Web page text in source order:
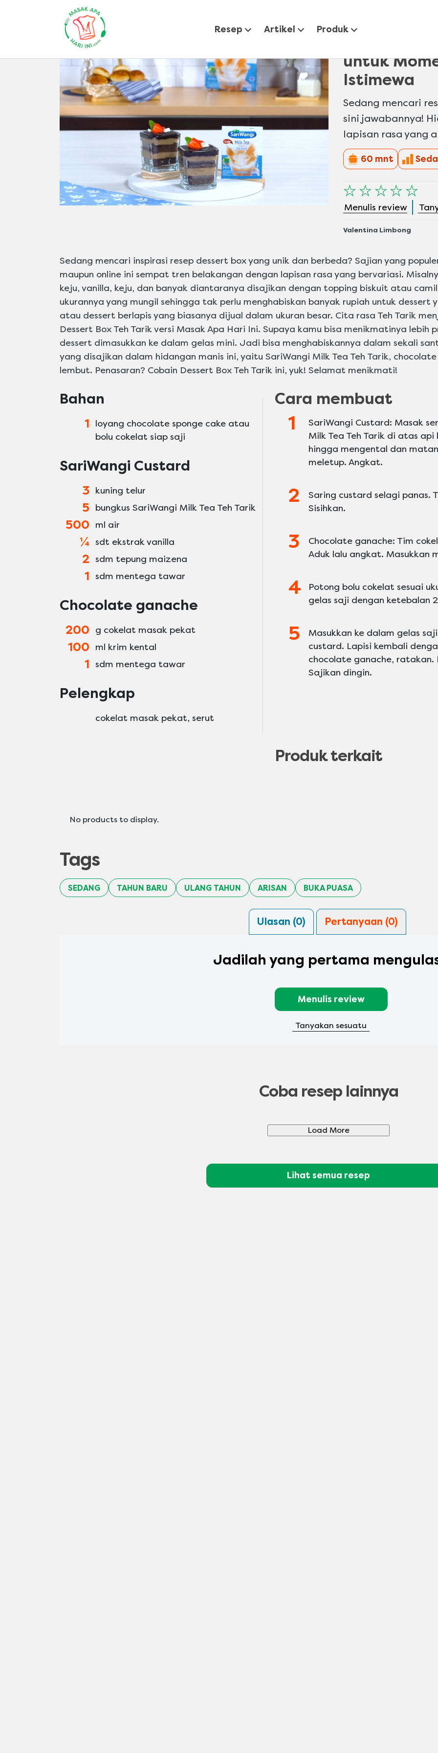
Resep Artikel Produk
Beranda
untuk
Istimewa
Sedang mencari
sini jawabannya!
lapisan rasa yang
60 mnt
Tidak
ada
peringkat
dikirimkan
ini
Menulis review
Valentina Limbong
Sedang mencari inspirasi resep dessert box yang unik dan berbeda? Sajian yang
maupun online ini sempat tren belakangan dengan lapisan rasa yang bervariasi.
keju, vanilla, keju, dan banyak diantaranya disajikan dengan topping biskuit atau
ukurannya yang mungil sehingga tak perlu menghabiskan banyak rupiah untuk dessert
atau dessert berlapis yang biasanya dijual dalam ukuran besar. Cita rasa Teh Tarik
Dessert Box Teh Tarik versi Masak Apa Hari Ini. Supaya kamu bisa menikmatinya lebih
dessert dimasukkan ke dalam gelas mini. Jadi bisa menghabiskannya dalam sekali
yang disajikan dalam hidangan manis ini, yaitu SariWangi Milk Tea Teh Tarik,
lembut. Penasaran? Cobain Dessert Box Teh Tarik ini, yuk! Selamat menikmati!
Bahan
1
loyang chocolate sponge cake atau
bolu cokelat siap saji
SariWangi Custard
3 kuning telur
5 bungkus SariWangi Milk Tea Teh Tarik
500 ml air
¼ sdt ekstrak vanilla
2 sdm tepung maizena
1 sdm mentega tawar
Chocolate ganache
200 g cokelat masak pekat
100 ml krim kental
1 sdm mentega tawar
Pelengkap
cokelat masak pekat, serut
Cara membuat
SariWangi Custard: Masak
Milk Tea Teh Tarik di atas
hingga mengental dan
meletup. Angkat.
Saring custard selagi panas.
Sisihkan.
Chocolate ganache: Tim
Aduk lalu angkat. Masukkan
Potong bolu cokelat sesuai
gelas saji dengan ketebalan
Masukkan ke dalam gelas
custard. Lapisi kembali
chocolate ganache, ratakan.
Sajikan dingin.
Produk terkait
No products to display.
Tags
SEDANG TAHUN BARU ULANG TAHUN ARISAN BUKA PUASA
Ulasan (0) Pertanyaan (0)
Jadilah yang pertama
Menulis review
Tanyakan sesuatu
Coba resep lainnya
Load More
Lihat semua resep